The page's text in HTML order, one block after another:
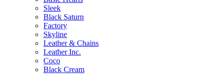
Sleek
Black Saturn
Factory
Skyline
Leather & Chains
Leather Inc.
Coco
Black Cream